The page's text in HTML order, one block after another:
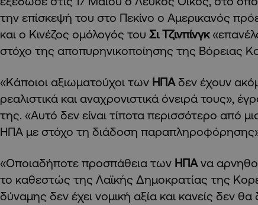
την επίσκεψή του στο Πεκίνο ο Αμερικανός
και ο Κινέζος ομόλογός του Σι Τζινπίνγκ
στόχο της αποπυρηνικοποίησης της Βόρειας
«Κάποιοι αξιωματούχοι των ΗΠΑδεν έχουν
ρεαλιστικά και αναχρονιστικά όνειρά τους»,
της. «Αυτό δεν είναι τίποτα περισσότερο από
ΗΠΑ με στόχο τη διάδοση
«Οποιαδήποτε προσπάθεια των ΗΠΑνα
το καθεστώς της Λαϊκής Δημοκρατίας της
δύναμης δεν έχει νομική αξία και κανείς δεν θα